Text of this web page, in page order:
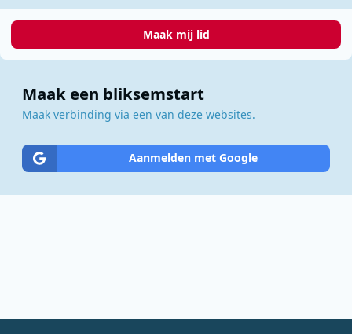
Maak mij lid
Maak een bliksemstart
Maak verbinding via een van deze websites.
Aanmelden met Google